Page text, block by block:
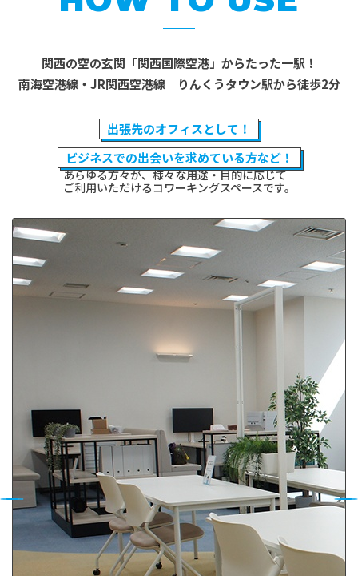
関西の空の玄関 「関西国際空港」からたった一駅！
南海空港線・JR関西空港線
りんくうタウン駅から徒歩2分
出張先のオフィスとして！
ビジネスでの出会いを求めている方など！
あらゆる方々が、様々な用途・目的に応じて
ご利用いただけるコワーキングスペースです。